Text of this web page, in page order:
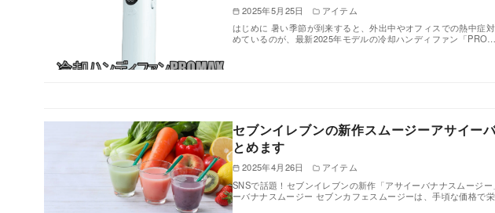
2025年5月25日
アイテム
はじめに 暑い季節が到来すると、外出中やオフィスでの熱中症
めているのが、最新2025年モデルの冷却ハンディファン「PRO…
セブンイレブンの新作スムージーアサイー
とめます
2025年4月26日
アイテム
SNSで話題！セブンイレブンの新作「アサイーバナナスムージ
ーバナナスムージー セブンカフェスムージーは、手頃な価格で